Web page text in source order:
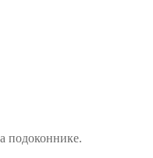
подоконнике.